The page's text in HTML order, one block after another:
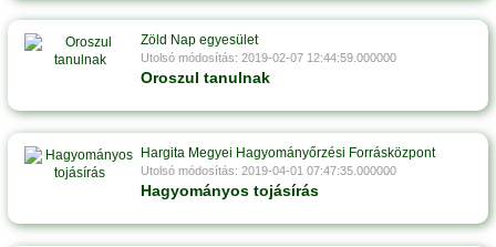
Zöld Nap egyesület
Utolsó módosítás: 2019-02-07 12:44:59.000000
Oroszul tanulnak
Hargita Megyei Hagyományőrzési Forrásközpont
Utolsó módosítás: 2019-04-01 07:47:35.000000
Hagyományos tojásírás